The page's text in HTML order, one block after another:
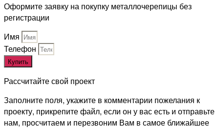
Оформите заявку на покупку металлочерепицы без
регистрации
Имя
Телефон
Купить
Рассчитайте свой проект
Заполните поля, укажите в комментарии пожелания к
проекту, прикрепите файл, если он у вас есть и отправьте
нам, просчитаем и перезвоним Вам в самое ближайшее